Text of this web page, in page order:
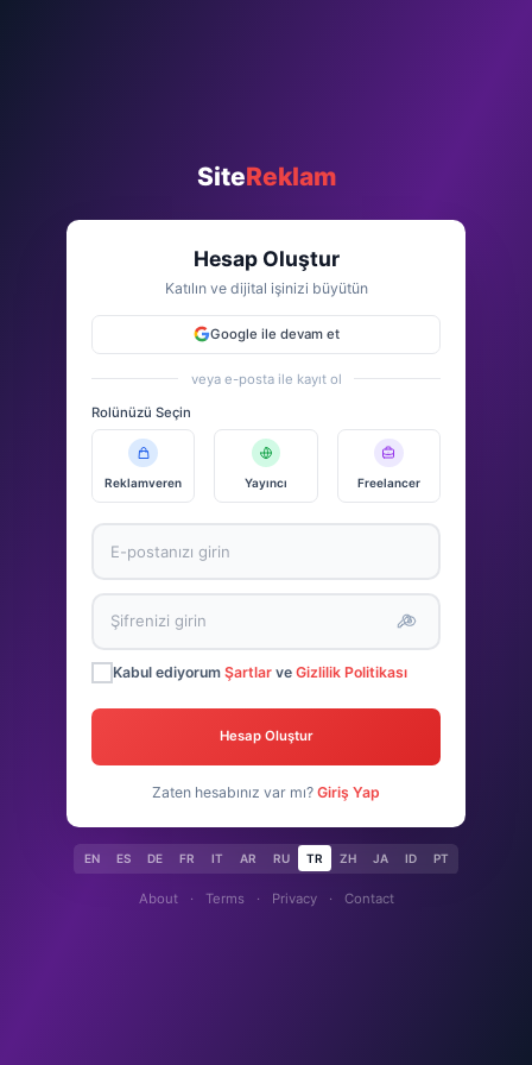
SiteReklam
Hesap Oluştur
Katılın ve dijital işinizi büyütün
Google ile devam et
veya e-posta ile kayıt ol
Rolünüzü Seçin
Reklamveren Yayıncı Freelancer
Kabul ediyorum Şartlarve Gizlilik Politikası
Hesap Oluştur
Zaten hesabınız var mı? Giriş Yap
EN ES DE FR IT AR RU TR ZH JA ID PT
About · Terms · Privacy · Contact